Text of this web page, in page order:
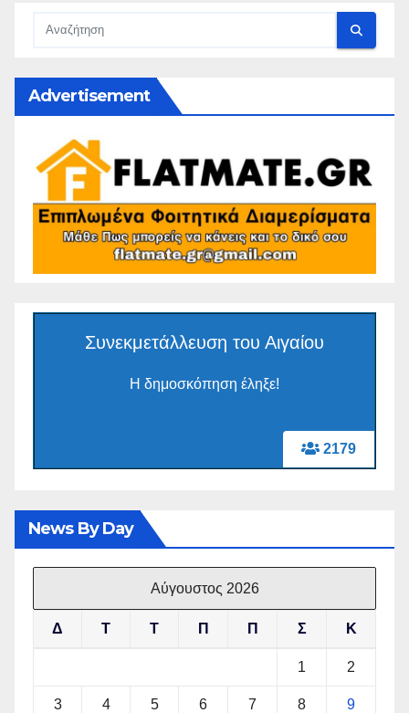
Advertisement
2179
Συνεκμετάλλευση του Αιγαίου
Η δημοσκόπηση έληξε!
News By Day
Αύγουστος 2026
Δ Τ Τ Π Π Σ Κ
1 2
3 4 5 6 7 8 9